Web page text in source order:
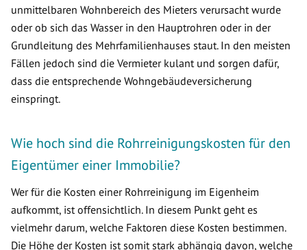
unmittelbaren Wohnbereich des Mieters verursacht wurde
oder ob sich das Wasser in den Hauptrohren oder in der
Grundleitung des Mehrfamilienhauses staut. In den meisten
Fällen jedoch sind die Vermieter kulant und sorgen dafür,
dass die entsprechende Wohngebäudeversicherung
einspringt.
Wie hoch sind die Rohrreinigungskosten für den
Eigentümer einer Immobilie?
Wer für die Kosten einer Rohrreinigung im Eigenheim
aufkommt, ist offensichtlich. In diesem Punkt geht es
vielmehr darum, welche Faktoren diese Kosten bestimmen.
Die Höhe der Kosten ist somit stark abhängig davon, welche